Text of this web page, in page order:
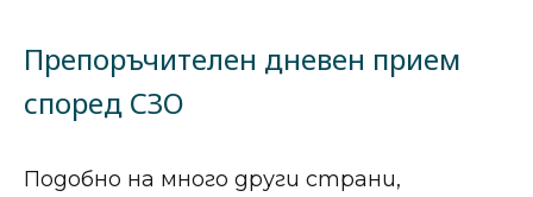
Препоръчителен дневен прием
според СЗО
Подобно на много други страни,